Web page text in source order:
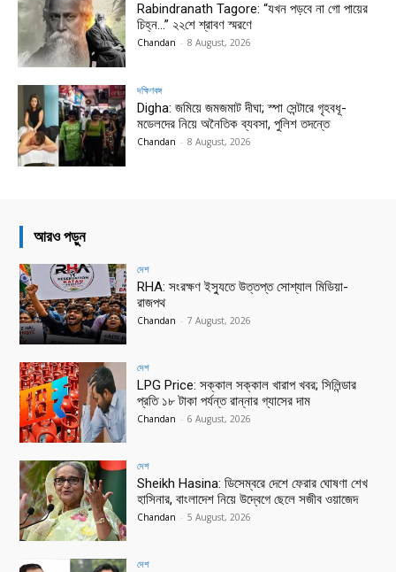
Rabindranath Tagore: “যখন পড়বে না গো পায়ের
চিহ্ন…” ২২শে শ্রাবণ স্মরণে
Chandan - 8 August, 2026
দক্ষিণবঙ্গ
Digha: জমিয়ে জমজমাট দীঘা; স্পা সেন্টারে গৃহবধূ-
মডেলদের নিয়ে অনৈতিক ব্যবসা, পুলিশ তদন্তে
Chandan - 8 August, 2026
আরও পড়ুন
দেশ
RHA: সংরক্ষণ ইস্যুতে উত্তপ্ত সোশ্যাল মিডিয়া-
রাজপথ
Chandan - 7 August, 2026
দেশ
LPG Price: সক্কাল সক্কাল খারাপ খবর; সিলিন্ডার
প্রতি ১৮ টাকা পর্যন্ত রান্নার গ্যাসের দাম
Chandan - 6 August, 2026
দেশ
Sheikh Hasina: ডিসেম্বরে দেশে ফেরার ঘোষণা শেখ
হাসিনার, বাংলাদেশ নিয়ে উদ্বেগে ছেলে সজীব ওয়াজেদ
Chandan - 5 August, 2026
দেশ